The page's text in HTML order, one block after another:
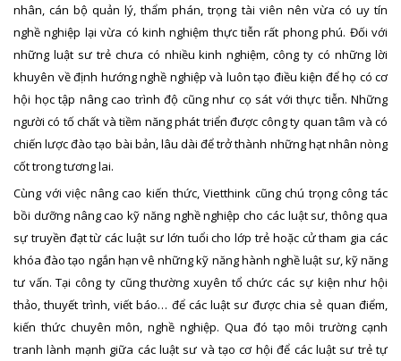
nhân, cán bộ quản lý, thẩm phán, trọng tài viên nên vừa có uy tín
nghề nghiệp lại vừa có kinh nghiệm thực tiễn rất phong phú. Đối với
những luật sư trẻ chưa có nhiều kinh nghiệm, công ty có những lời
khuyên về định hướng nghề nghiệp và luôn tạo điều kiện để họ có cơ
hội học tập nâng cao trình độ cũng như cọ sát với thực tiễn. Những
người có tố chất và tiềm năng phát triển được công ty quan tâm và có
chiến lược đào tạo bài bản, lâu dài để trở thành những hạt nhân nòng
cốt trong tương lai.
Cùng với việc nâng cao kiến thức, Vietthink cũng chú trọng công tác
bồi dưỡng nâng cao kỹ năng nghề nghiệp cho các luật sư, thông qua
sự truyền đạt từ các luật sư lớn tuổi cho lớp trẻ hoặc cử tham gia các
khóa đào tạo ngắn hạn vê những kỹ năng hành nghề luật sư, kỹ năng
tư vấn. Tại công ty cũng thường xuyên tổ chức các sự kiện như hội
thảo, thuyết trình, viết báo… để các luật sư được chia sẻ quan điểm,
kiến thức chuyên môn, nghề nghiệp. Qua đó tạo môi trường cạnh
tranh lành mạnh giữa các luật sư và tạo cơ hội để các luật sư trẻ tự